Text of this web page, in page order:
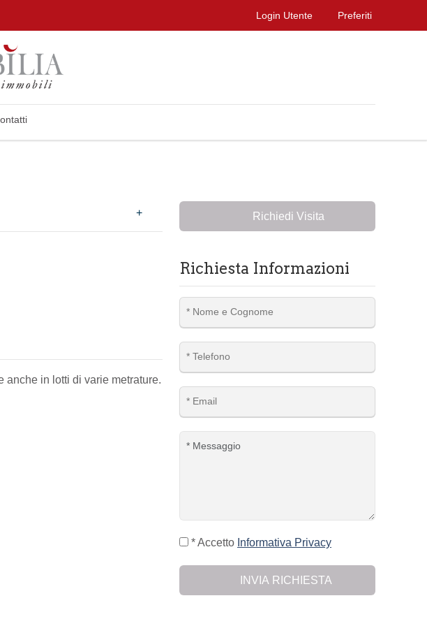
Login Utente Preferiti
+
anche in lotti di varie metrature.
Richiedi Visita
Richiesta Informazioni
* Accetto Informativa Privacy
INVIA RICHIESTA